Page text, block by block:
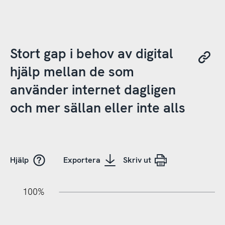
Stort gap i behov av digital
hjälp mellan de som
använder internet dagligen
och mer sällan eller inte alls
Hjälp Exportera Skriv ut
100%